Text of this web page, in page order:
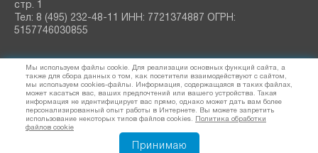
стр. 1
Тел: 8 (495) 232-48-11 ИНН: 7721374887 ОГРН:
5157746030855
РАССЫЛКА узнавайте о новостях и акциях
Я согласен (а) на обработкуперсональных данных
Мы используем файлы cookie. Для реализации основных функций сайта, а
также для сбора данных о том, как посетители взаимодействуют с сайтом,
мы используем cookies-файлы. Информация, содержащаяся в таких файлах,
может касаться вас, ваших предпочтений или вашего устройства. Такая
информация не идентифицирует вас прямо, однако может дать вам более
персонализированный опыт работы в Интернете. Вы можете запретить
использование некоторых типов файлов cookies.
Политика обработки
файлов cookie
Принимаю